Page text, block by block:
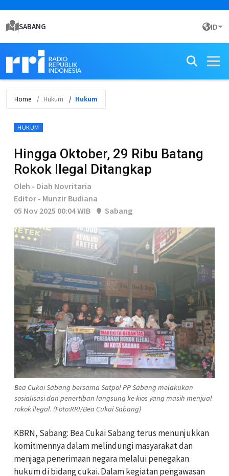
SABANG ID
Home Hukum Hukum
HUKUM
Hingga Oktober, 29 Ribu Batang
Rokok Ilegal Ditangkap
Oleh - Diah Novritaria
Editor - Munzir Budiana
05 Nov 2025 00:04 WIB
Sabang
Bea Cukai Sabang bersama Satpol PP Sabang melakukan
sosialisasi dan penertiban langsung ke kios yang masih menjual
rokok ilegal. (Foto:RRI/Bea Cukai Sabang)
KBRN, Sabang: Bea Cukai Sabang terus menunjukkan
komitmennya dalam melindungi masyarakat dan
menjaga penerimaan negara melalui penegakan
hukum di bidang cukai. Dalam kegiatan pengawasan